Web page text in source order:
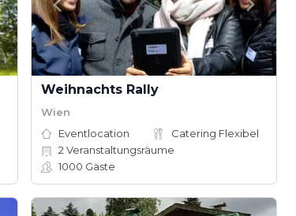
Weihnachts Rally
Wien
Eventlocation
Catering Flexibel
2 Veranstaltungsräume
1000 Gäste